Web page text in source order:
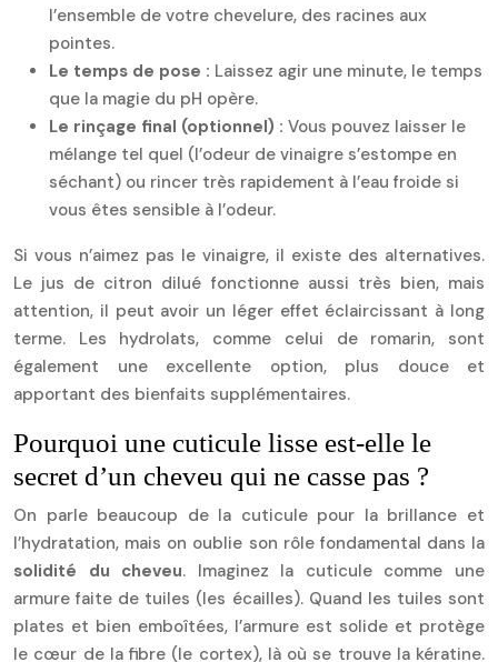
l’ensemble de votre chevelure, des racines aux
pointes.
Le temps de pose : Laissez agir une minute, le temps
que la magie du pH opère.
Le rinçage final (optionnel) : Vous pouvez laisser le
mélange tel quel (l’odeur de vinaigre s’estompe en
séchant) ou rincer très rapidement à l’eau froide si
vous êtes sensible à l’odeur.
Si vous n’aimez pas le vinaigre, il existe des alternatives.
Le jus de citron dilué fonctionne aussi très bien, mais
attention, il peut avoir un léger effet éclaircissant à long
terme. Les hydrolats, comme celui de romarin, sont
également une excellente option, plus douce et
apportant des bienfaits supplémentaires.
Pourquoi une cuticule lisse est-elle le
secret d’un cheveu qui ne casse pas ?
On parle beaucoup de la cuticule pour la brillance et
l’hydratation, mais on oublie son rôle fondamental dans la
solidité du cheveu. Imaginez la cuticule comme une
armure faite de tuiles (les écailles). Quand les tuiles sont
plates et bien emboîtées, l’armure est solide et protège
le cœur de la fibre (le cortex), là où se trouve la kératine.